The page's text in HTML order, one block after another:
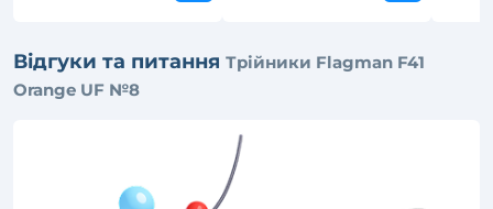
Відгуки та питання Трійники Flagman F41
Orange UF №8